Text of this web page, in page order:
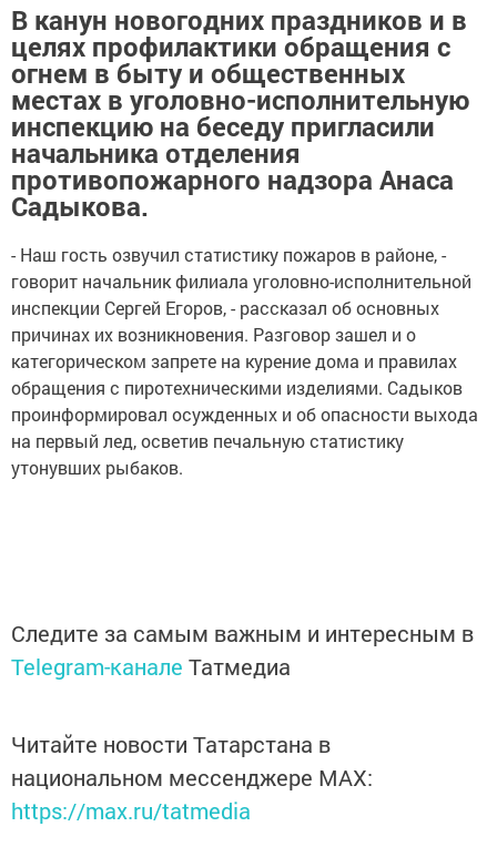
В канун новогодних праздников и в
целях профилактики обращения с
огнем в быту и общественных
местах в уголовно-исполнительную
инспекцию на беседу пригласили
начальника отделения
противопожарного надзора Анаса
Садыкова.
- Наш гость озвучил статистику пожаров в районе, -
говорит начальник филиала уголовно-исполнительной
инспекции Сергей Егоров, - рассказал об основных
причинах их возникновения. Разговор зашел и о
категорическом запрете на курение дома и правилах
обращения с пиротехническими изделиями. Садыков
проинформировал осужденных и об опасности выхода
на первый лед, осветив печальную статистику
утонувших рыбаков.
Следите за самым важным и интересным в
Telegram-канале Татмедиа
Читайте новости Татарстана в
национальном мессенджере MАХ:
https://max.ru/tatmedia